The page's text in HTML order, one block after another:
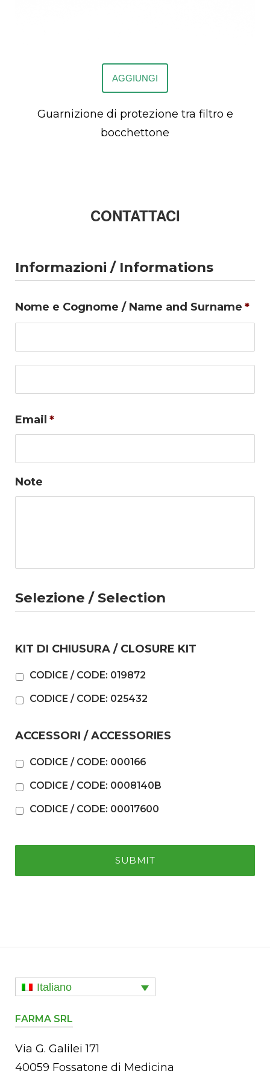
AGGIUNGI
Guarnizione di protezione tra filtro e
bocchettone
CONTATTACI
Informazioni / Informations
Nome e Cognome / Name and Surname *
Email *
Note
Selezione / Selection
KIT DI CHIUSURA / CLOSURE KIT
CODICE / CODE: 019872
CODICE / CODE: 025432
ACCESSORI / ACCESSORIES
CODICE / CODE: 000166
CODICE / CODE: 0008140B
CODICE / CODE: 00017600
Italiano
FARMA SRL
Via G. Galilei 171
40059 Fossatone di Medicina